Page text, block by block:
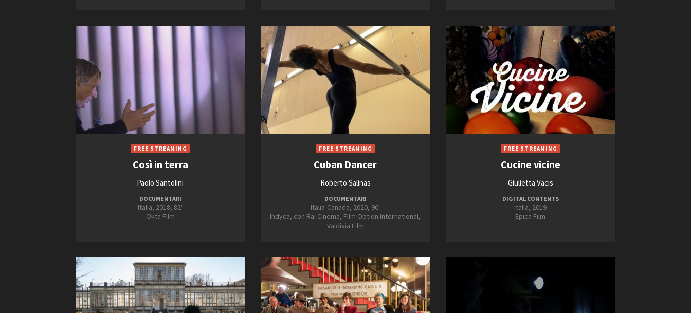
Così in terra
Paolo Santolini
DOCUMENTARI
Italia, 2018, 82'
Okta Film
Cuban Dancer
Roberto Salinas
DOCUMENTARI
Italia-Canada, 2020, 90'
Indyca, con Rai Cinema, Film Option International,
Valdivia Film
Cucine vicine
Giulietta Vacis
DIGITAL CONTENTS
Italia, 2019
Epica Film